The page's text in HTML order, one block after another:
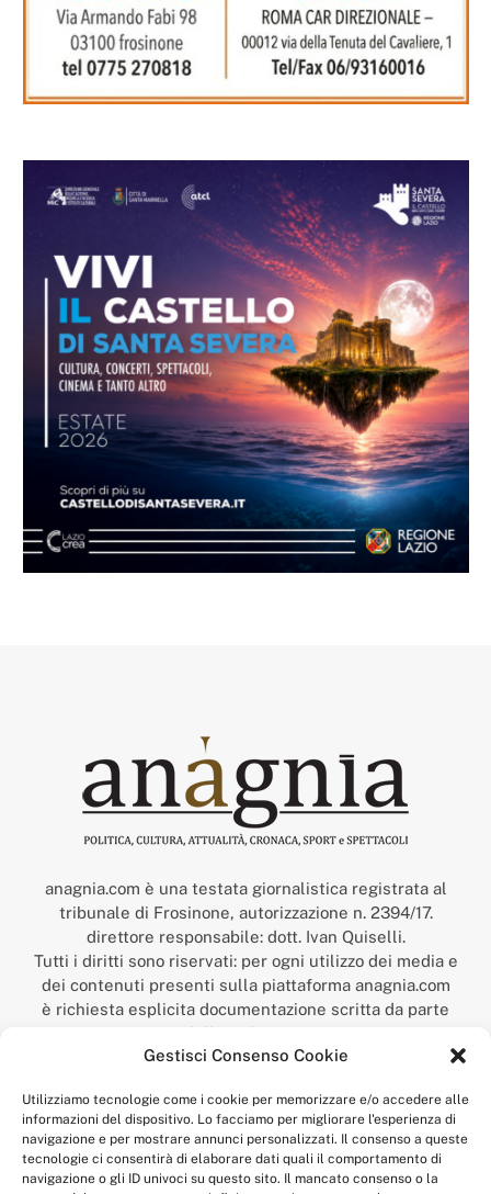
Gestisci Consenso Cookie
Utilizziamo tecnologie come i cookie per memorizzare e/o accedere alle
informazioni del dispositivo. Lo facciamo per migliorare l'esperienza di
navigazione e per mostrare annunci personalizzati. Il consenso a queste
tecnologie ci consentirà di elaborare dati quali il comportamento di
navigazione o gli ID univoci su questo sito. Il mancato consenso o la
anagnia.com è una testata giornalistica registrata al
tribunale di Frosinone, autorizzazione n. 2394/17.
direttore responsabile: dott. Ivan Quiselli.
Tutti i diritti sono riservati: per ogni utilizzo dei media e
dei contenuti presenti sulla piattaforma anagnia.com
è richiesta esplicita documentazione scritta da parte
della redazione.
“Anagnia” è un marchio registrato presso l’Ufficio Italiano
Economico,
num. registrazione: 302017000014044 del 9 febbraio 2017.
Per contatti:redazione@anagnia.com